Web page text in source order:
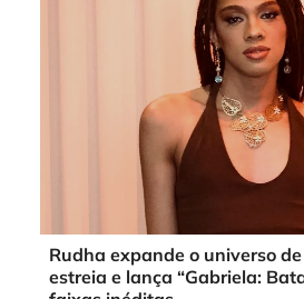
Rudha expande o universo
estreia e lança “Gabriela: